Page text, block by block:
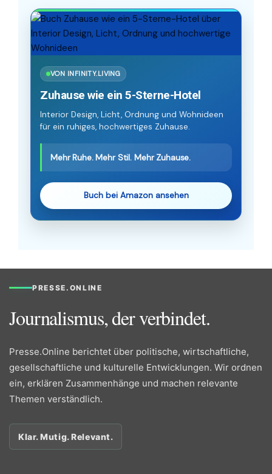
VON INFINITY.LIVING
Zuhause wie ein 5-Sterne-Hotel
Interior Design, Licht, Ordnung und Wohnideen
für ein ruhiges, hochwertiges Zuhause.
Mehr Ruhe. Mehr Stil. Mehr Zuhause.
Buch bei Amazon ansehen
PRESSE.ONLINE
Journalismus, der verbindet.
Presse.Online berichtet über politische, wirtschaftliche,
gesellschaftliche und kulturelle Entwicklungen. Wir ordnen
ein, erklären Zusammenhänge und machen relevante
Themen verständlich.
Klar. Mutig. Relevant.